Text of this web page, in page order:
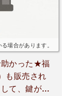
場合があります。
助かった★福
も販売され
て、鍵がな